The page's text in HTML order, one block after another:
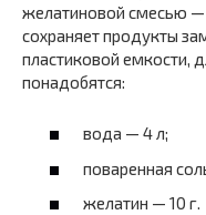
желатиновой смесью —
сохраняет продукты
пластиковой емкости,
понадобятся:
вода — 4 л;
поваренная
желатин — 10 г.